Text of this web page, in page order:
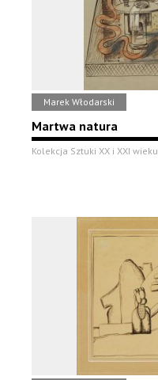
Marek Włodarski
Martwa natura
Kolekcja Sztuki XX i XXI wieku